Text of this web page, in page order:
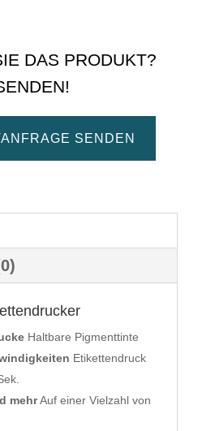
DAS PRODUKT?
SENDEN
Haltbare Pigmenttinte
Etikettendruck
mehrAuf einer Vielzahl von